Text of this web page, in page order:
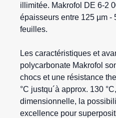
illimitée. Makrofol DE 6-2
épaisseurs entre 125 µm -
feuilles.
Les caractéristiques et
polycarbonate Makrofol
chocs et une résistance
°C justqu´à approx. 130
dimensionnelle, la
excellence pour